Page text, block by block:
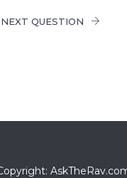
NEXT QUESTION